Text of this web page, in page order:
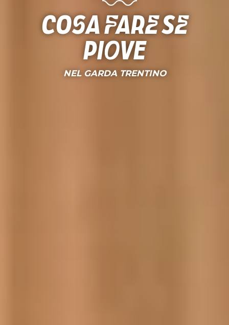
Cosa fare se
piove
NEL GARDA TRENTINO